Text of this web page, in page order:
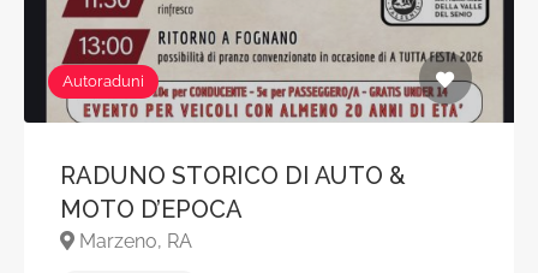
Autoraduni
RADUNO STORICO DI AUTO &
MOTO D’EPOCA
Marzeno, RA